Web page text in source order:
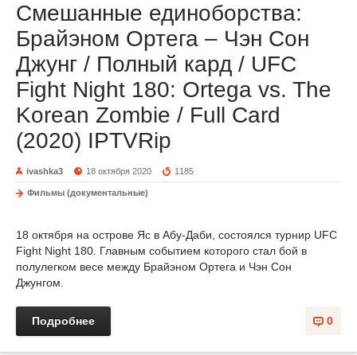
Смешанные единоборства:
Брайэном Ортега – Чэн Сон
Джунг / Полный кард / UFC
Fight Night 180: Ortega vs. The
Korean Zombie / Full Card
(2020) IPTVRip
ivashka3 18 октября 2020 1185
Фильмы (документальные)
18 октября на острове Яс в Абу-Даби, состоялся турнир UFC
Fight Night 180. Главным событием которого стал бой в
полулегком весе между Брайэном Ортега и Чэн Сон
Джунгом.
0
Подробнее